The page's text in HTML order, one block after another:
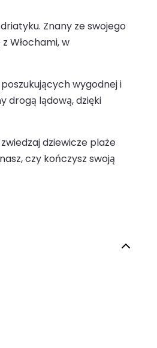
Znany ze swojego
Włochami, w
wygodnej i
drogą lądową, dzięki
dziewicze plaże
czy kończysz swoją